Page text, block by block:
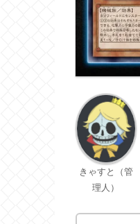
きゃすと（管
理人）